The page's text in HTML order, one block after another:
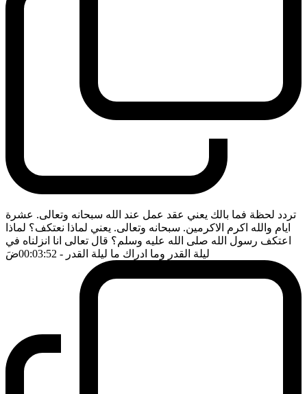
تردد لحظة فما بالك يعني عقد عمل عند الله سبحانه وتعالى. عشرة
ايام والله اكرم الاكرمين. سبحانه وتعالى. يعني لماذا نعتكف؟ لماذا
اعتكف رسول الله صلى الله عليه وسلم؟ قال تعالى انا انزلناه في
ليلة القدر وما ادراك ما ليلة القدر - 00:03:52 ضَ